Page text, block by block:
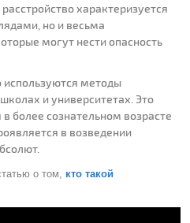
характеризуется
но и весьма
могут нести опасность
методы
и университетах. Это
более сознательном возрасте
в возведении
о том, кто такой